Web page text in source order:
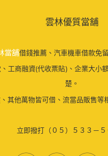
雲林優質當舖
當舖借錢推薦、汽車機車借款免
工商融資(代收票貼)、企業大小
楚。
其他萬物皆可借、流當品販售等
立即撥打（０５）５３３－５